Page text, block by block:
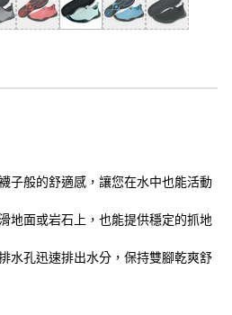
子般的舒適感，讓您在水中也能活動
地面或岩石上，也能提供穩定的抓地
水孔迅速排出水分，保持雙腳乾爽舒